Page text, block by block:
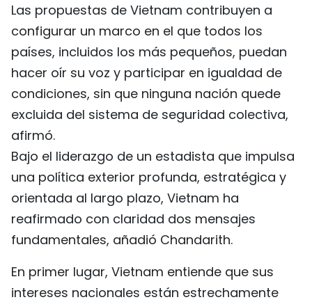
Las propuestas de Vietnam contribuyen a
configurar un marco en el que todos los
países, incluidos los más pequeños, puedan
hacer oír su voz y participar en igualdad de
condiciones, sin que ninguna nación quede
excluida del sistema de seguridad colectiva,
afirmó.
Bajo el liderazgo de un estadista que impulsa
una política exterior profunda, estratégica y
orientada al largo plazo, Vietnam ha
reafirmado con claridad dos mensajes
fundamentales, añadió Chandarith.
En primer lugar, Vietnam entiende que sus
intereses nacionales están estrechamente